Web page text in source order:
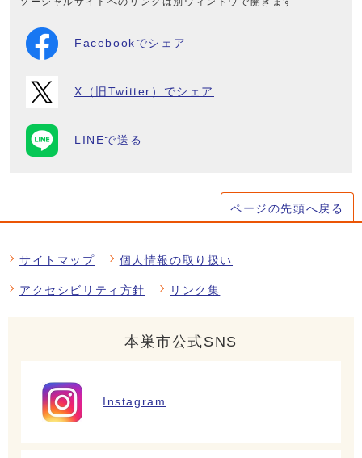
Facebookでシェア
X（旧Twitter）でシェア
LINEで送る
ページの先頭へ戻る
サイトマップ 個人情報の取り扱い
アクセシビリティ方針 リンク集
本巣市公式SNS
Instagram